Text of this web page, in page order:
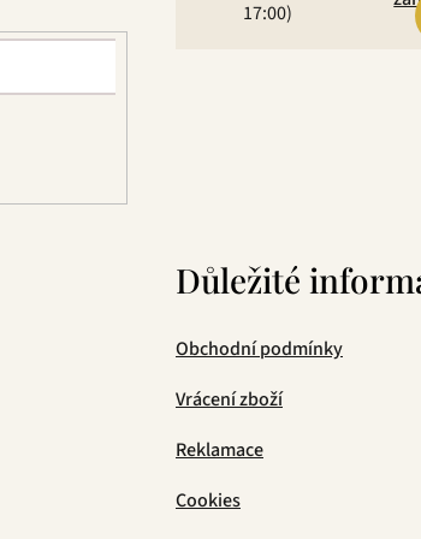
17:00)
Důležité
Obchodní podmínky
Vrácení zboží
Reklamace
Cookies